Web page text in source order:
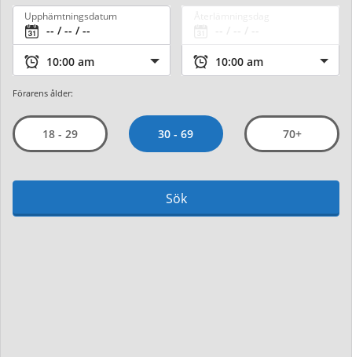
Upphämtningsdatum
Förarens ålder:
18 - 29 30 - 69 70+
Sök